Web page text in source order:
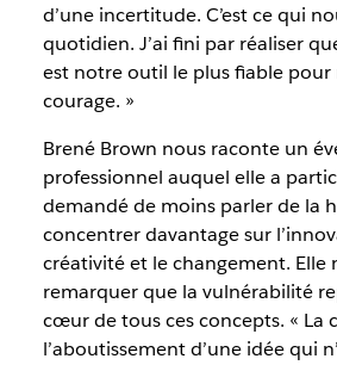
d’une incertitude. C’est ce qui
quotidien. J’ai fini par réaliser
est notre outil le plus fiable pour
courage. »
Brené Brown nous raconte un
professionnel auquel elle a
demandé de moins parler de la
concentrer davantage sur
créativité et le changement. Elle
remarquer que la vulnérabilité
cœur de tous ces concepts. « La
l’aboutissement d’une idée qui